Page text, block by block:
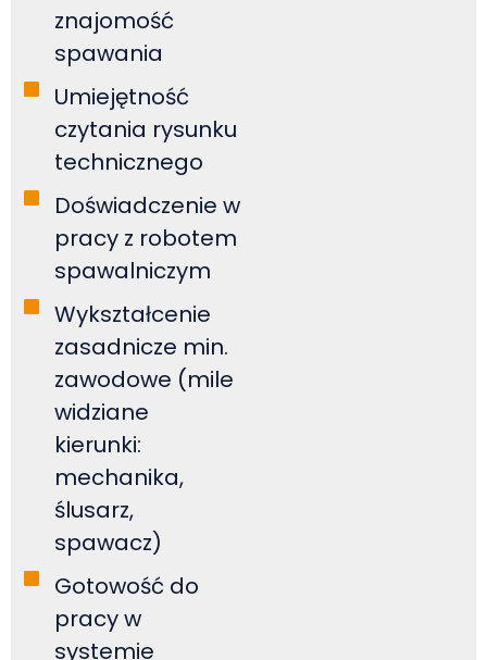
znajomość
spawania
Umiejętność
czytania rysunku
technicznego
Doświadczenie w
pracy z robotem
spawalniczym
Wykształcenie
zasadnicze min.
zawodowe (mile
widziane
kierunki:
mechanika,
ślusarz,
spawacz)
Gotowość do
pracy w
systemie